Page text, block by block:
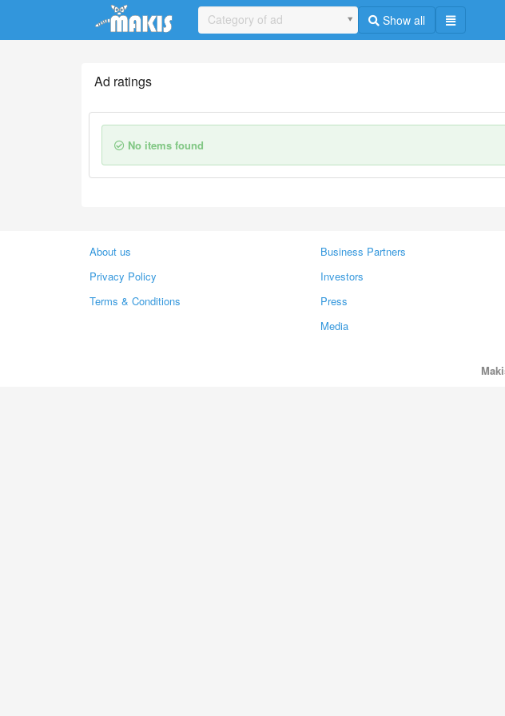
Update cookies preferences
Category of ad Show all
Ad ratings
No items found
About us
Privacy Policy
Terms & Conditions
Business Partners
Investors
Press
Media